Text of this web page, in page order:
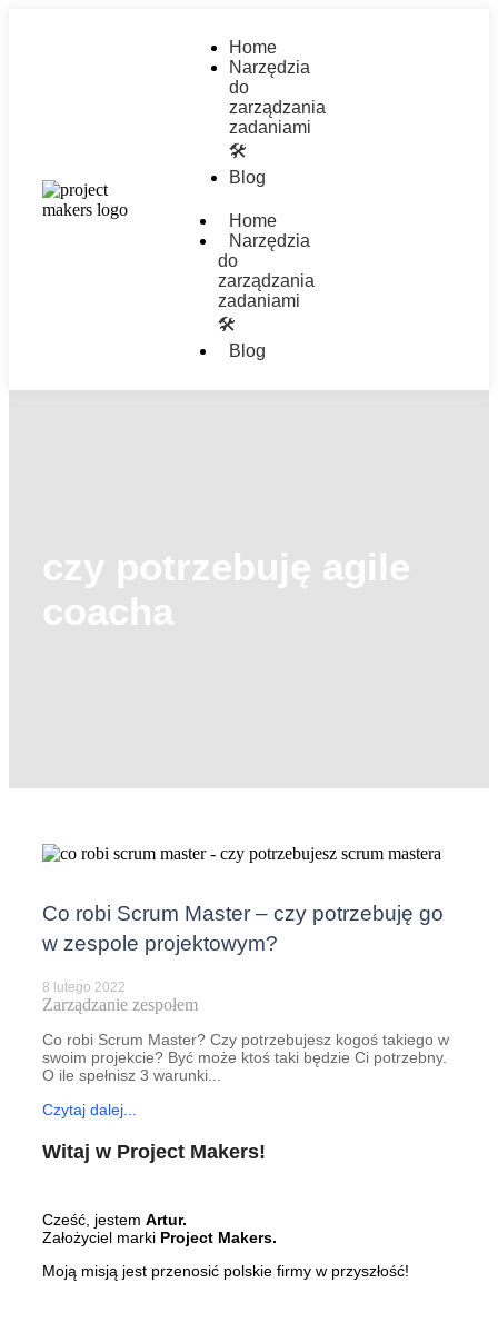
Home
Narzędzia
do
zarządzania
zadaniami
🛠️
Blog
Home
Narzędzia
do
zarządzania
zadaniami
🛠️
Blog
czy potrzebuję agile
coacha
Co robi Scrum Master – czy potrzebuję go
w zespole projektowym?
8 lutego 2022
Zarządzanie zespołem
Co robi Scrum Master? Czy potrzebujesz kogoś takiego w
swoim projekcie? Być może ktoś taki będzie Ci potrzebny.
O ile spełnisz 3 warunki...
Czytaj dalej...
Witaj w Project Makers!
Cześć, jestem Artur.
Założyciel marki Project Makers.
Moją misją jest przenosić polskie firmy w przyszłość!